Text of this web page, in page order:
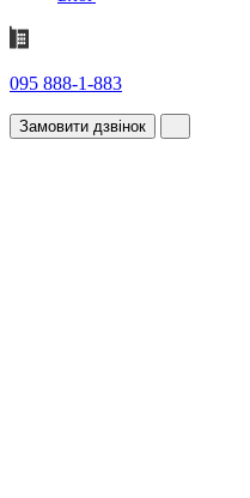
095 888-1-883
Замовити дзвінок